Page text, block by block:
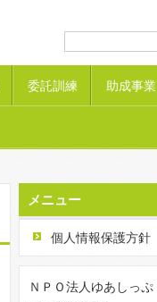
委託訓練 助成事業
メニュー
個人情報保護方針
ＮＰＯ法人ゆあしっぷ